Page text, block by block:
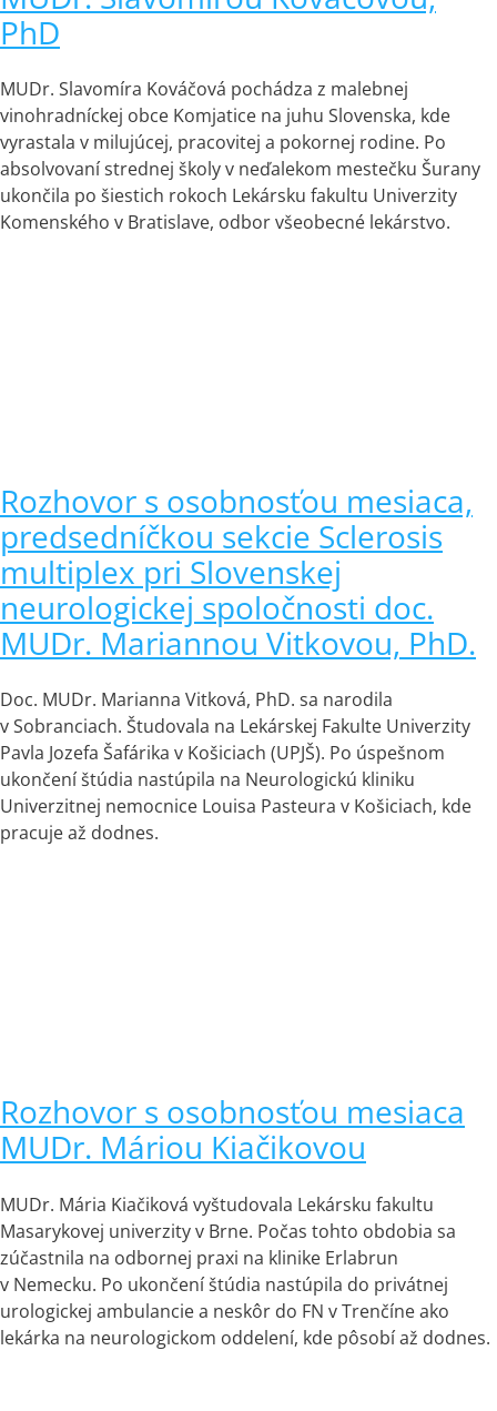
PhD
MUDr. Slavomíra Kováčová pochádza z malebnej
vinohradníckej obce Komjatice na juhu Slovenska, kde
vyrastala v milujúcej, pracovitej a pokornej rodine. Po
absolvovaní strednej školy v neďalekom mestečku Šurany
ukončila po šiestich rokoch Lekársku fakultu Univerzity
Komenského v Bratislave, odbor všeobecné lekárstvo.
Rozhovor s osobnosťou mesiaca,
predsedníčkou sekcie Sclerosis
multiplex pri Slovenskej
neurologickej spoločnosti doc.
MUDr. Mariannou Vitkovou, PhD.
Doc. MUDr. Marianna Vitková, PhD. sa narodila
v Sobranciach. Študovala na Lekárskej Fakulte Univerzity
Pavla Jozefa Šafárika v Košiciach (UPJŠ). Po úspešnom
ukončení štúdia nastúpila na Neurologickú kliniku
Univerzitnej nemocnice Louisa Pasteura v Košiciach, kde
pracuje až dodnes.
Rozhovor s osobnosťou mesiaca
MUDr. Máriou Kiačikovou
MUDr. Mária Kiačiková vyštudovala Lekársku fakultu
Masarykovej univerzity v Brne. Počas tohto obdobia sa
zúčastnila na odbornej praxi na klinike Erlabrun
v Nemecku. Po ukončení štúdia nastúpila do privátnej
urologickej ambulancie a neskôr do FN v Trenčíne ako
lekárka na neurologickom oddelení, kde pôsobí až dodnes.